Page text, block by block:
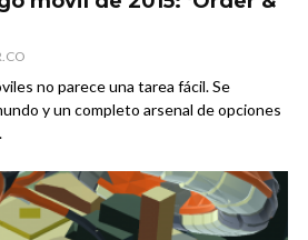
no parece una tarea fácil. Se
y un completo arsenal de opciones